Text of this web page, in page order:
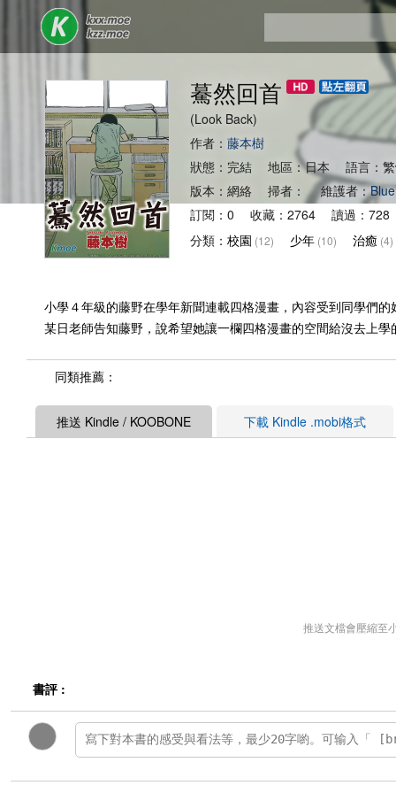
驀然回首
(Look Back)
作者： 藤本樹
狀態：完結 地區：日本 語言：
版本：網絡 掃者： 維護者：Blue
訂閱：0 收藏：2764 讀過：
分類： 校園 (12) 少年 (10) 治癒 (4)
小學４年級的藤野在學年新聞連載四格漫畫，內容受到同學們的
某日老師告知藤野，說希望她讓一欄四格漫畫的空間給沒去上
同類推薦：
推送 Kindle / KOOBONE 下載 Kindle .mobi格式
推送文檔會壓縮至
書評 :